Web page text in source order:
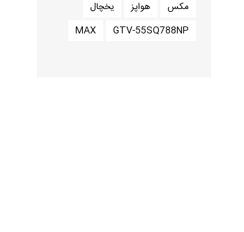
مکس
هواپز
یخچال
GTV-55SQ788NP
MAX